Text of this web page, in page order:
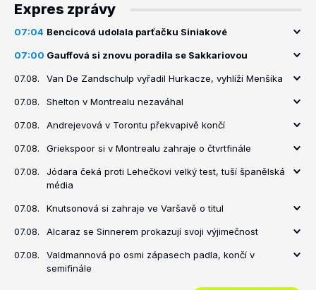
Expres zprávy
07:04 Bencicová udolala parťačku Siniakové
07:00 Gauffová si znovu poradila se Sakkariovou
07.08. Van De Zandschulp vyřadil Hurkacze, vyhlíží Menšíka
07.08. Shelton v Montrealu nezaváhal
07.08. Andrejevová v Torontu překvapivě končí
07.08. Griekspoor si v Montrealu zahraje o čtvrtfinále
07.08.
Jódara čeká proti Lehečkovi velký test, tuší španělská
média
07.08. Knutsonová si zahraje ve Varšavě o titul
07.08. Alcaraz se Sinnerem prokazují svoji výjimečnost
07.08.
Valdmannová po osmi zápasech padla, končí v
semifinále